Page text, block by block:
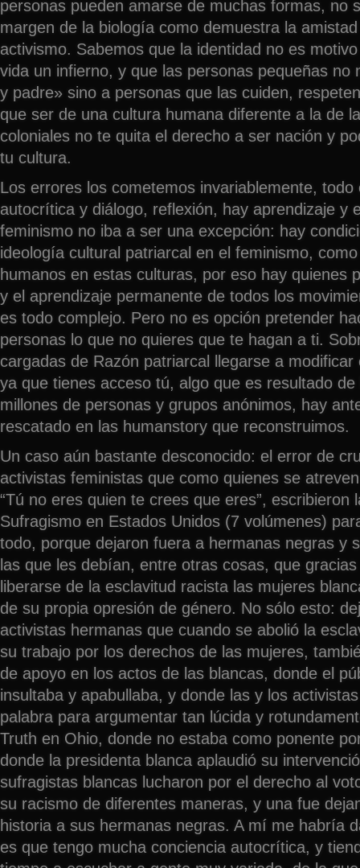
personas pueden amarse de muchas formas, no
margen de la biología como demuestra la
activismo. Sabemos que la identidad no es
vida un infierno, y que las personas pequeñas no
y padre» sino a personas que las cuiden,
que ser de una cultura humana diferente a la de
coloniales no te quita el derecho a ser nación y
tu cultura.
Los errores los cometemos invariablemente,
autocrítica y diálogo, reflexión, hay aprendizaje y
feminismo no iba a ser una excepción: hay
ideología cultural patriarcal en el feminismo,
humanos en estas culturas, por eso hay quienes
y el aprendizaje permanente de todos los
es todo complejo. Pero no es opción pretender
personas lo que no quieres que te hagan a ti.
cargadas de Razón patriarcal llegarse a modificar
ya que tienes acceso tú, algo que es resultado de
millones de personas y grupos anónimos, hay
rescatado en las humanstory que reconstruimos.
Un caso aún bastante desconocido: el error de
activistas feministas que como quienes se
“Tú no eres quien te crees que eres”, escribieron
Sufragismo en Estados Unidos (7 volúmenes)
todo, porque dejaron fuera a hermanas negras y
las que les debían, entre otras cosas, que
liberarse de la esclavitud racista las mujeres
de su propia opresión de género. No sólo esto:
activistas hermanas que cuando se abolió la
su trabajo por los derechos de las mujeres,
de apoyo en los actos de las blancas, donde el
insultaba y apabullaba, y donde las y los
palabra para argumentar tan lúcida y
Truth en Ohio, donde no estaba como ponente
donde la presidenta blanca aplaudió su
sufragistas blancas lucharon por el derecho al
su racismo de diferentes maneras, y una fue
historia a sus hermanas negras. A mí me habría
es que tengo mucha conciencia autocrítica, y